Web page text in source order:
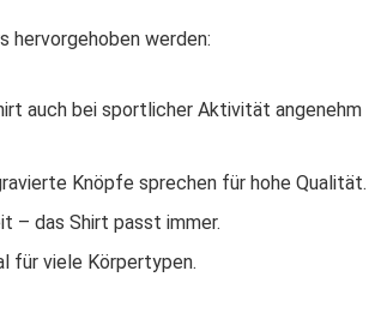
hervorgehoben werden:
auch bei sportlicher Aktivität angenehm
Knöpfe sprechen für hohe Qualität.
– das Shirt passt immer.
für viele Körpertypen.